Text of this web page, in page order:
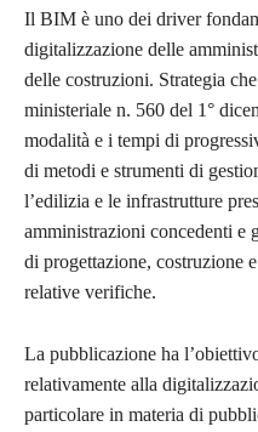
Il BIM è uno dei driver
digitalizzazione delle
delle costruzioni. Strategia
ministeriale n. 560 del 1°
modalità e i tempi di
di metodi e strumenti di
l’edilizia e le infrastrutture
amministrazioni concedenti e
di progettazione, costruzione
relative verifiche.
La pubblicazione ha
relativamente alla
particolare in materia di